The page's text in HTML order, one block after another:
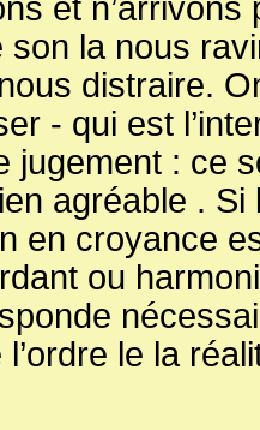
et
son la nous
distraire.
- qui est
jugement : ce
agréable .
en croyance
ou
le la